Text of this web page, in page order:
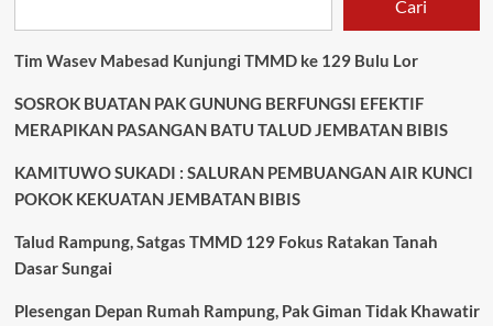
Tangerang
Cari
Tim Wasev Mabesad Kunjungi TMMD ke 129 Bulu Lor
SOSROK BUATAN PAK GUNUNG BERFUNGSI EFEKTIF
MERAPIKAN PASANGAN BATU TALUD JEMBATAN BIBIS
KAMITUWO SUKADI : SALURAN PEMBUANGAN AIR KUNCI
POKOK KEKUATAN JEMBATAN BIBIS
Talud Rampung, Satgas TMMD 129 Fokus Ratakan Tanah
Dasar Sungai
Plesengan Depan Rumah Rampung, Pak Giman Tidak Khawatir